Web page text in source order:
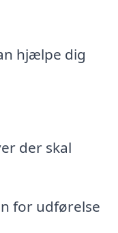
hjælpe dig
der skal
for udførelse